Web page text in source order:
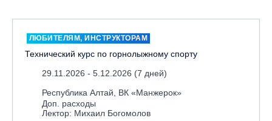
ЛЮБИТЕЛЯМ, ИНСТРУКТОРАМ
Технический курс по горнолыжному спорту
29.11.2026 - 5.12.2026 (7 дней)
Республика Алтай, ВК «Манжерок»
Доп. расходы
Лектор: Михаил Богомолов